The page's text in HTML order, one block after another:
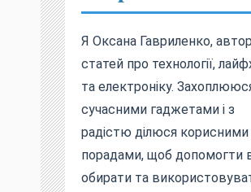
Я Оксана Гавриленко,
статей про технології,
та електроніку.
сучасними гаджетами і з
радістю ділюся корисними
порадами, щоб допомогти
обирати та